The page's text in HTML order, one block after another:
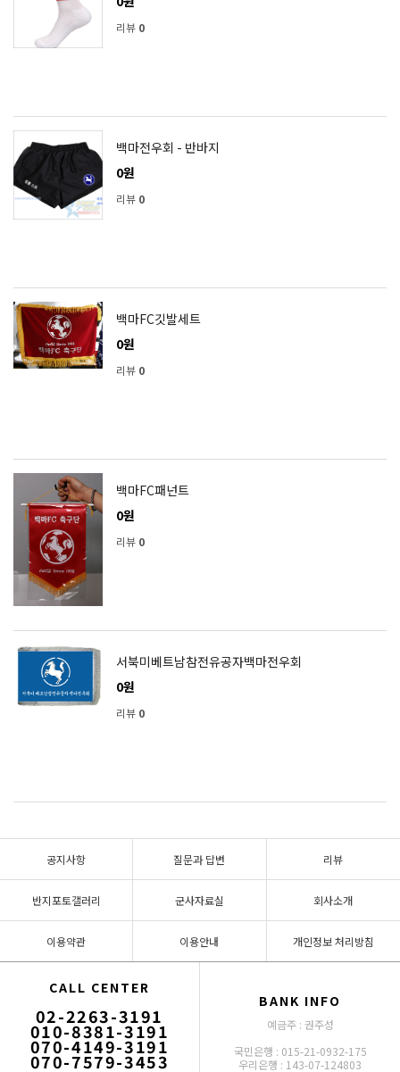
리뷰 0
백마전우회 - 반바지
0원
리뷰 0
백마FC깃발세트
0원
리뷰 0
백마FC패넌트
0원
리뷰 0
서북미베트남참전유공자백마전우회
0원
리뷰 0
공지사항 질문과 답변 리뷰
반지포토갤러리 군사자료실 회사소개
이용약관 이용안내 개인정보 처리방침
CALL CENTER
02-2263-3191
010-8381-3191
070-4149-3191
070-7579-3453
BANK INFO
예금주 : 권주성
국민은행 : 015-21-0932-175
우리은행 : 143-07-124803